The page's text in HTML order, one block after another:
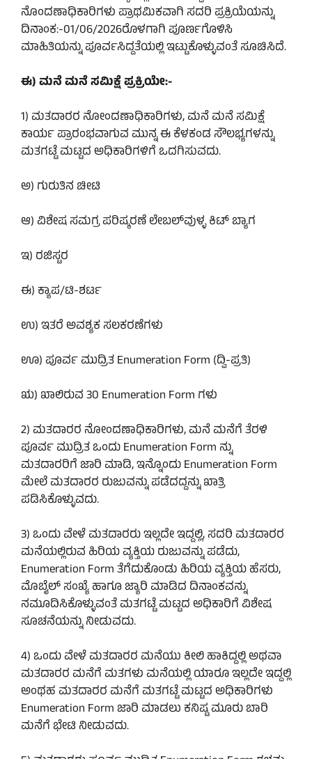
ನೊಂದಣಾಧಿಕಾರಿಗಳು ಪ್ರಾಥಮಿಕವಾಗಿ ಸದರಿ ಪ್ರಕ್ರಿಯೆಯನ್ನು
ದಿನಾಂಕ:-01/06/2026ರೊಳಗಾಗಿ ಪೂರ್ಣಗೊಳಿಸಿ
ಮಾಹಿತಿಯನ್ನು ಪೂರ್ವಸಿದ್ದತೆಯಲ್ಲಿ ಇಟ್ಟುಕೊಳ್ಳುವಂತೆ ಸೂಚಿಸಿದೆ.
ಈ) ಮನೆ ಮನೆ ಸಮಿಕ್ಷೆ ಪ್ರಕ್ರಿಯೇ:-
1) ಮತದಾರರ ನೋಂದಣಾಧಿಕಾರಿಗಳು, ಮನೆ ಮನೆ ಸಮಿಕ್ಷೆ
ಕಾರ್ಯ ಪ್ರಾರಂಭವಾಗುವ ಮುನ್ನ ಈ ಕೆಳಕಂಡ ಸೌಲಭ್ಯಗಳನ್ನು
ಮತಗಟ್ಟೆ ಮಟ್ಟದ ಅಧಿಕಾರಿಗಳಿಗೆ ಒದಗಿಸುವದು.
ಅ) ಗುರುತಿನ ಚೀಟಿ
ಆ) ವಿಶೇಷ ಸಮಗ್ರ ಪರಿಷ್ಕರಣೆ ಲೇಬಲ್‌ವುಳ್ಳ ಕಿಟ್ ಬ್ಯಾಗ
ಇ) ರಜಿಸ್ಟರ
ಈ) ಕ್ಯಾಪ/ಟಿ-ಶರ್ಟ
ಉ) ಇತರೆ ಅವಶ್ಯಕ ಸಲಕರಣೆಗಳು
ಊ) ಪೂರ್ವ ಮುದ್ರಿತ Enumeration Form (ದ್ವಿ-ಪ್ರತಿ)
ಋ) ಖಾಲಿರುವ 30 Enumeration Form ಗಳು
2) ಮತದಾರರ ನೋಂದಣಾಧಿಕಾರಿಗಳು, ಮನೆ ಮನೆಗೆ ತೆರಳಿ
ಪೂರ್ವ ಮುದ್ರಿತ ಒಂದು Enumeration Form ನ್ನು
ಮತದಾರರಿಗೆ ಜಾರಿ ಮಾಡಿ, ಇನ್ನೊಂದು Enumeration Form
ಮೇಲೆ ಮತದಾರರ ರುಜುವನ್ನು ಪಡೆದದ್ದನ್ನು ಖಾತ್ರಿ
ಪಡಿಸಿಕೊಳ್ಳುವದು.
3) ಒಂದು ವೇಳೆ ಮತದಾರರು ಇಲ್ಲದೇ ಇದ್ದಲ್ಲಿ, ಸದರಿ ಮತದಾರರ
ಮನೆಯಲ್ಲಿರುವ ಹಿರಿಯ ವ್ಯಕ್ತಿಯ ರುಜುವನ್ನು ಪಡೆದು,
Enumeration Form ತೆಗೆದುಕೊಂಡು ಹಿರಿಯ ವ್ಯಕ್ತಿಯ ಹೆಸರು,
ಮೊಬೈಲ್ ಸಂಖ್ಯೆ ಹಾಗೂ ಜ್ಯಾರಿ ಮಾಡಿದ ದಿನಾಂಕವನ್ನು
ನಮೂದಿಸಿಕೊಳ್ಳುವಂತೆ ಮತಗಟ್ಟೆ ಮಟ್ಟದ ಅಧಿಕಾರಿಗೆ ವಿಶೇಷ
ಸೂಚನೆಯನ್ನು ನೀಡುವದು.
4) ಒಂದು ವೇಳೆ ಮತದಾರರ ಮನೆಯು ಕೀಲಿ ಹಾಕಿದ್ದಲ್ಲಿ ಅಥವಾ
ಮತದಾರರ ಮನೆಗೆ ಮತಗಳು ಮನೆಯಲ್ಲಿ ಯಾರೂ ಇಲ್ಲದೇ ಇದ್ದಲ್ಲಿ
ಅಂಥಹ ಮತದಾರರ ಮನೆಗೆ ಮತಗಟ್ಟೆ ಮಟ್ಟದ ಅಧಿಕಾರಿಗಳು
Enumeration Form ಜಾರಿ ಮಾಡಲು ಕನಿಷ್ಟ ಮೂರು ಬಾರಿ
ಮನೆಗೆ ಭೇಟಿ ನೀಡುವದು.